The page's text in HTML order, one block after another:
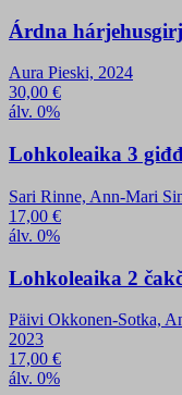
Árdna
Aura Pieski, 2024
30,00 €
álv. 0%
Lohkoleaika 3
Sari Rinne, Ann-Mari
17,00 €
álv. 0%
Lohkoleaika 2
Päivi Okkonen-Sotka,
2023
17,00 €
álv. 0%